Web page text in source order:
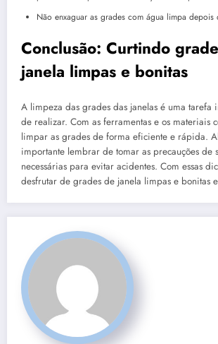
Não enxaguar as grades com água limpa depois
Conclusão: Curtindo
janela limpas e bonitas
A limpeza das grades das janelas é uma tarefa
de realizar. Com as ferramentas e os materiais
limpar as grades de forma eficiente e rápida.
importante lembrar de tomar as precauções de
necessárias para evitar acidentes. Com essas
desfrutar de grades de janela limpas e bonitas